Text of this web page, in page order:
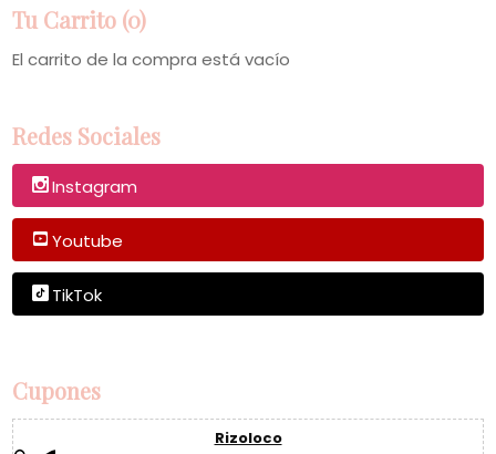
Tu Carrito (0)
El carrito de la compra está vacío
Redes Sociales
Instagram
Youtube
TikTok
Cupones
Rizoloco